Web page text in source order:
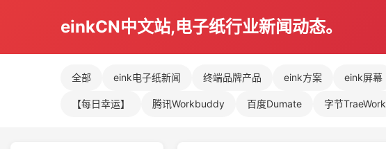
einkCN中文站,电子纸行业新闻动态。
全部 eink电子纸新闻 终端品牌产品 eink方案 eink屏幕
【每日幸运】 腾讯Workbuddy 百度Dumate 字节TraeWork